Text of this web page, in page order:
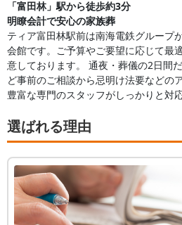
「富田林」駅から徒歩約3分
明瞭会計で安心の家族葬
ティア富田林駅前は南海電鉄グループ
会館です。ご予算やご要望に応じて最
意しております。 通夜・葬儀の2日間
ど事前のご相談から忌明け法要などの
豊富な専門のスタッフがしっかりと対
選ばれる理由